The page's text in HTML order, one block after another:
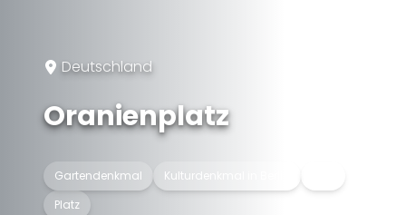
Deutschland
Oranienplatz
Gartendenkmal Kulturdenkmal in Berlin
Platz